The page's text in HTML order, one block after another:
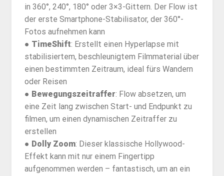
in 360°, 240°, 180° oder 3×3-Gittern. Der Flow ist
der erste Smartphone-Stabilisator, der 360°-
Fotos aufnehmen kann
● TimeShift: Erstellt einen Hyperlapse mit
stabilisiertem, beschleunigtem Filmmaterial über
einen bestimmten Zeitraum, ideal fürs Wandern
oder Reisen
● Bewegungszeitraffer: Flow absetzen, um
eine Zeit lang zwischen Start- und Endpunkt zu
filmen, um einen dynamischen Zeitraffer zu
erstellen
● Dolly Zoom: Dieser klassische Hollywood-
Effekt kann mit nur einem Fingertipp
aufgenommen werden – fantastisch, um an ein